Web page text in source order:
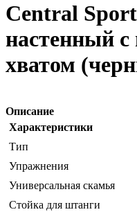
Central
настенный
хватом
Описание
Характеристики
Тип
Упражнения
Универсальная скамья
Стойка для штанги